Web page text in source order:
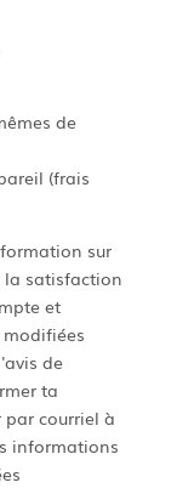
de
(frais
sur
la satisfaction
et
de
ta
courriel à
informations